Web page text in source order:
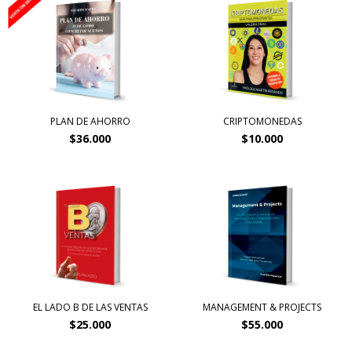
PLAN DE AHORRO
$36.000
CRIPTOMONEDAS
$10.000
EL LADO B DE LAS VENTAS
$25.000
MANAGEMENT & PROJECTS
$55.000